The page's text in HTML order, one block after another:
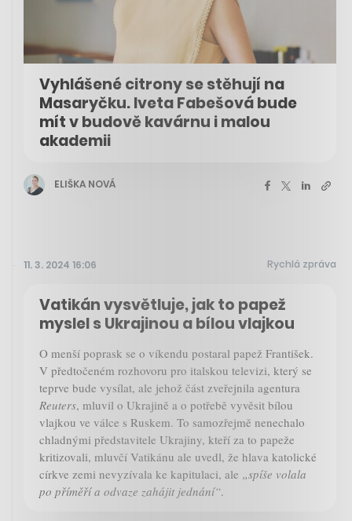
Vyhlášené citrony se stěhují na
Masaryčku. Iveta Fabešová bude
mít v budově kavárnu i malou
akademii
ELIŠKA NOVÁ
11. 3. 2024 16:06 Rychlá zpráva
Vatikán vysvětluje, jak to papež
myslel s Ukrajinou a bílou vlajkou
O menší poprask se o víkendu postaral papež František.
V předtočeném rozhovoru pro italskou televizi, který se
teprve bude vysílat, ale jehož část zveřejnila agentura
Reuters, mluvil o Ukrajině a o potřebě vyvěsit bílou
vlajkou ve válce s Ruskem. To samozřejmě nenechalo
chladnými představitele Ukrajiny, kteří za to papeže
kritizovali, mluvčí Vatikánu ale uvedl, že hlava katolické
církve zemi nevyzívala ke kapitulaci, ale „spíše volala
po příměří a odvaze zahájit jednání“.